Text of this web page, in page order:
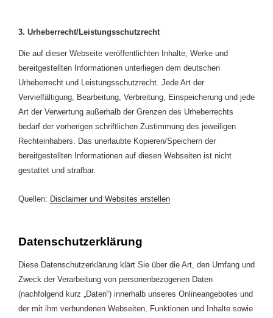
3. Urheberrecht/Leistungsschutzrecht
Die auf dieser Webseite veröffentlichten Inhalte, Werke und
bereitgestellten Informationen unterliegen dem deutschen
Urheberrecht und Leistungsschutzrecht. Jede Art der
Vervielfältigung, Bearbeitung, Verbreitung, Einspeicherung und jede
Art der Verwertung außerhalb der Grenzen des Urheberrechts
bedarf der vorherigen schriftlichen Zustimmung des jeweiligen
Rechteinhabers. Das unerlaubte Kopieren/Speichern der
bereitgestellten Informationen auf diesen Webseiten ist nicht
gestattet und strafbar.
Quellen: Disclaimer und Websites erstellen
Datenschutzerklärung
Diese Datenschutzerklärung klärt Sie über die Art, den Umfang und
Zweck der Verarbeitung von personenbezogenen Daten
(nachfolgend kurz „Daten“) innerhalb unseres Onlineangebotes und
der mit ihm verbundenen Webseiten, Funktionen und Inhalte sowie